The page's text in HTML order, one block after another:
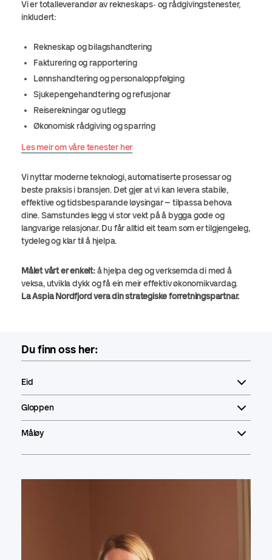
Vi er totalleverandør av rekneskaps‑ og rådgivingstenester,
inkludert:
Rekneskap og bilagshandtering
Fakturering og rapportering
Lønnshandtering og personaloppfølging
Sjukepengehandtering og refusjonar
Reiserekningar og utlegg
Økonomisk rådgiving og sparring
Les meir om våre tenester her
Vi nyttar moderne teknologi, automatiserte prosessar og
beste praksis i bransjen. Det gjer at vi kan levera stabile,
effektive og tidsbesparande løysingar – tilpassa behova
dine. Samstundes legg vi stor vekt på å bygga gode og
langvarige relasjonar. Du får alltid eit team som er tilgjengeleg,
tydeleg og klar til å hjelpa.
Målet vårt er enkelt:å hjelpa deg og verksemda di med å
veksa, utvikla dykk og få ein meir effektiv økonomikvardag.
La Aspia Nordfjord vera din strategiske forretningspartnar.
Du finn oss her:
Eid
Gloppen
Måløy